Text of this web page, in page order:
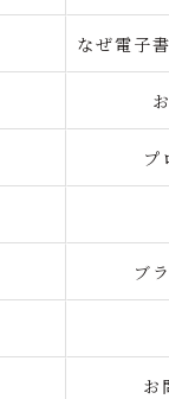
なぜ電子
プ
ブ
お